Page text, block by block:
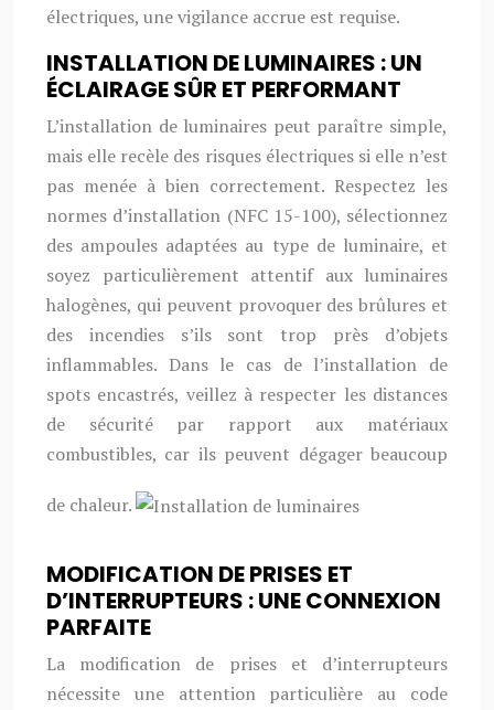
électriques, une vigilance accrue est requise.
INSTALLATION DE LUMINAIRES : UN
ÉCLAIRAGE SÛR ET PERFORMANT
L’installation de luminaires peut paraître simple,
mais elle recèle des risques électriques si elle n’est
pas menée à bien correctement. Respectez les
normes d’installation (NFC 15-100), sélectionnez
des ampoules adaptées au type de luminaire, et
soyez particulièrement attentif aux luminaires
halogènes, qui peuvent provoquer des brûlures et
des incendies s’ils sont trop près d’objets
inflammables. Dans le cas de l’installation de
spots encastrés, veillez à respecter les distances
de sécurité par rapport aux matériaux
combustibles, car ils peuvent dégager beaucoup
de chaleur.
MODIFICATION DE PRISES ET
D’INTERRUPTEURS : UNE CONNEXION
PARFAITE
La modification de prises et d’interrupteurs
nécessite une attention particulière au code